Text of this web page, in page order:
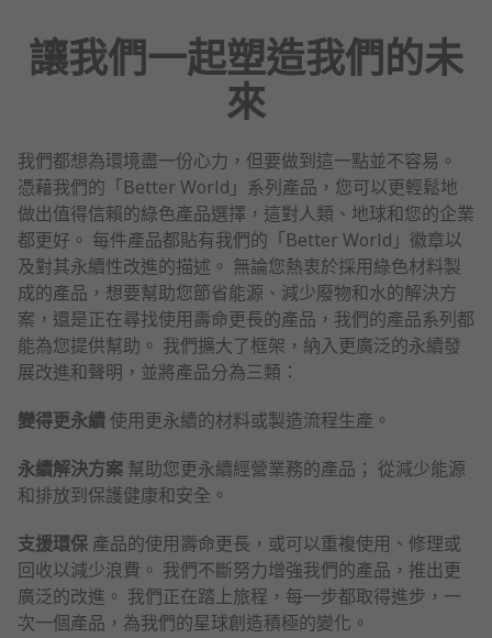
讓我們一起塑造我們的未
來
我們都想為環境盡一份心力，但要做到這一點並不容易。
憑藉我們的「Better World」系列產品，您可以更輕鬆地
做出值得信賴的綠色產品選擇，這對人類、地球和您的企業
都更好。 每件產品都貼有我們的「Better World」徽章以
及對其永續性改進的描述。 無論您熱衷於採用綠色材料製
成的產品，想要幫助您節省能源、減少廢物和水的解決方
案，還是正在尋找使用壽命更長的產品，我們的產品系列都
能為您提供幫助。 我們擴大了框架，納入更廣泛的永續發
展改進和聲明，並將產品分為三類：
變得更永續使用更永續的材料或製造流程生產。
永續解決方案 幫助您更永續經營業務的產品； 從減少能源
和排放到保護健康和安全。
支援環保 產品的使用壽命更長，或可以重複使用、修理或
回收以減少浪費。 我們不斷努力增強我們的產品，推出更
廣泛的改進。 我們正在踏上旅程，每一步都取得進步，一
次一個產品，為我們的星球創造積極的變化。